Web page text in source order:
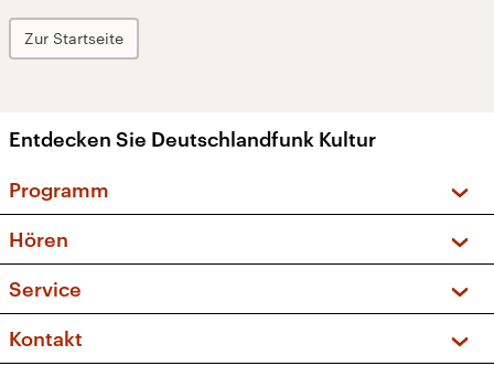
Zur Startseite
Entdecken Sie Deutschlandfunk Kultur
Programm
Sendungen und Podcasts
Musikliste
Kakadu – Das Kinderprogramm
Hören
Frequenzen (UKW + DAB+)
Service
FAQ
Kontakt